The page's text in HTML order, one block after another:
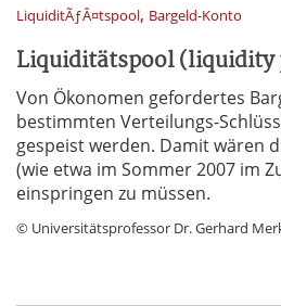
LiquiditÃƒÂ¤tspool, Bargeld-Konto
Liquiditätspool (liquidity
Von Ökonomen gefordertes
bestimmten Verteilungs-
gespeist werden. Damit wären
(wie etwa im Sommer 2007 im
einspringen zu müssen.
© Universitätsprofessor Dr. Gerhard